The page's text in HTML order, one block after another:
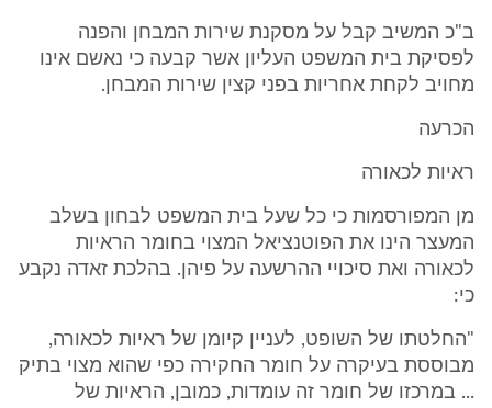
ב"כ המשיב קבל על מסקנת שירות המבחן והפנה
לפסיקת בית המשפט העליון אשר קבעה כי נאשם אינו
מחויב לקחת אחריות בפני קצין שירות המבחן.
הכרעה
ראיות לכאורה
מן המפורסמות כי כל שעל בית המשפט לבחון בשלב
המעצר הינו את הפוטנציאל המצוי בחומר הראיות
לכאורה ואת סיכויי ההרשעה על פיהן. בהלכת זאדה נקבע
כי:
"החלטתו של השופט, לעניין קיומן של ראיות לכאורה,
מבוססת בעיקרה על חומר החקירה כפי שהוא מצוי בתיק
... במרכזו של חומר זה עומדות, כמובן, הראיות של